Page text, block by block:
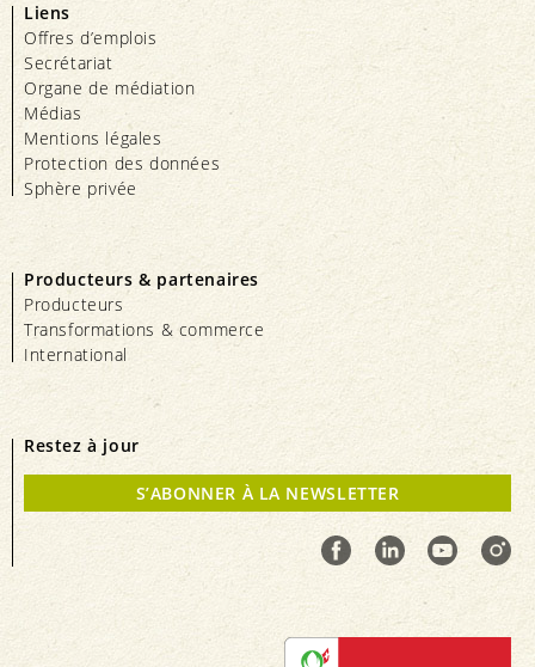
Liens
Offres d’emplois
Secrétariat
Organe de médiation
Médias
Mentions légales
Protection des données
Sphère privée
Producteurs & partenaires
Producteurs
Transformations & commerce
International
Restez à jour
S’ABONNER À LA NEWSLETTER